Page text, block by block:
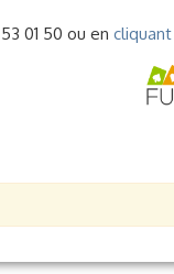
01 50 ou en